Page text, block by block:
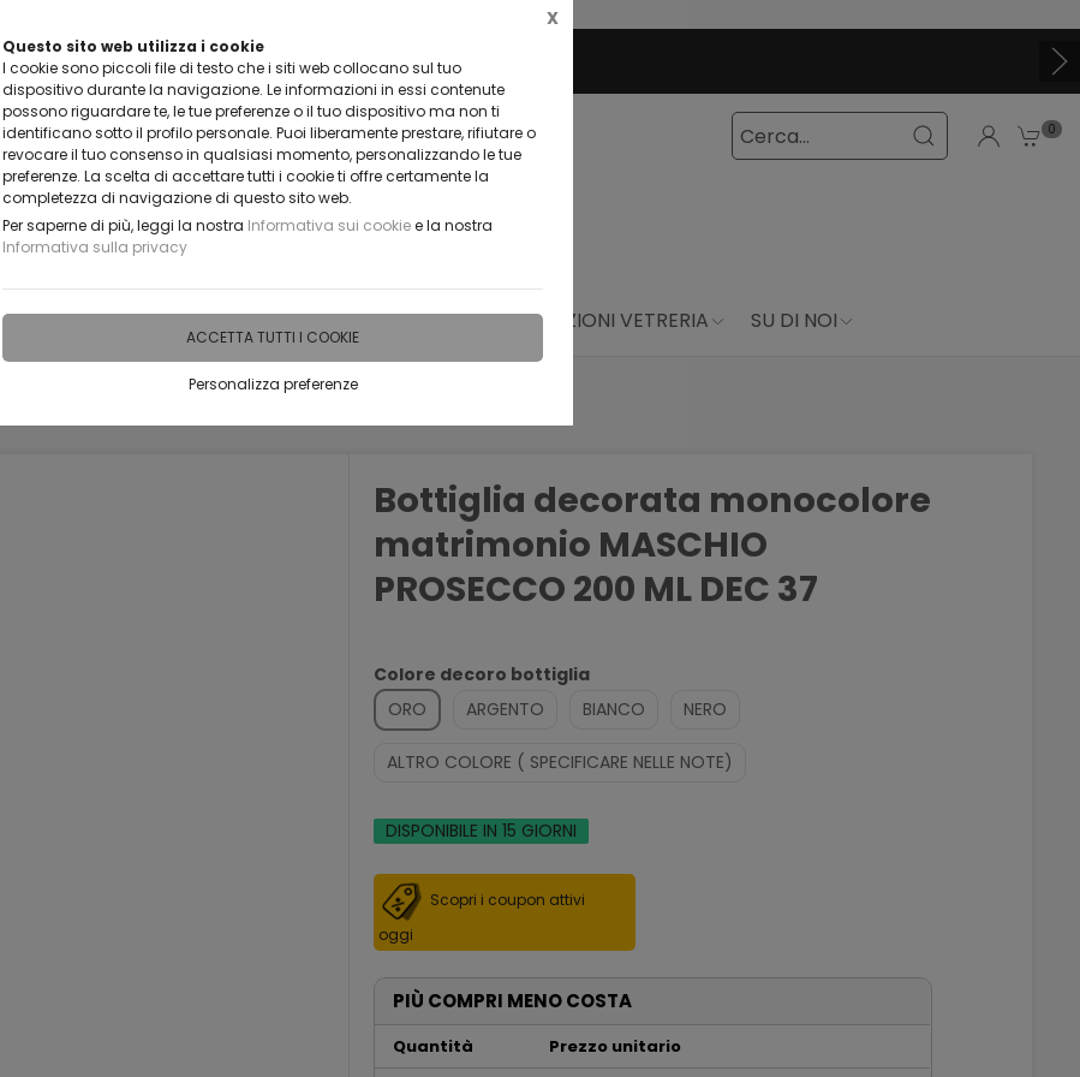
Questo sito web utilizza i cookie
I cookie sono piccoli file di testo che i siti web collocano sul tuo
dispositivo durante la navigazione. Le informazioni in essi contenute
possono riguardare te, le tue preferenze o il tuo dispositivo ma non ti
identificano sotto il profilo personale. Puoi liberamente prestare, rifiutare o
revocare il tuo consenso in qualsiasi momento, personalizzando le tue
preferenze. La scelta di accettare tutti i cookie ti offre certamente la
completezza di navigazione di questo sito web.
Per saperne di più, leggi la nostra Informativa sui cookiee la nostra
Informativa sulla privacy
ACCETTA TUTTI I COOKIE
Personalizza preferenze
X
VUOI DIVENTARE UN NOSTRO RIVENDITORE?
CONTATTACI
0
IDEE PERSONALIZZABILI RECENSIONI HORECA PRODUZIONI VETRERIA SU DI NOI
Bottiglia decorata monocolore
matrimonio MASCHIO
PROSECCO 200 ML DEC 37
Colore decoro bottiglia
ORO
ARGENTO BIANCO NERO
ALTRO COLORE ( SPECIFICARE NELLE NOTE)
DISPONIBILE IN 15 GIORNI
Scopri i coupon attivi
oggi
PIÙ COMPRI MENO COSTA
Quantità Prezzo unitario